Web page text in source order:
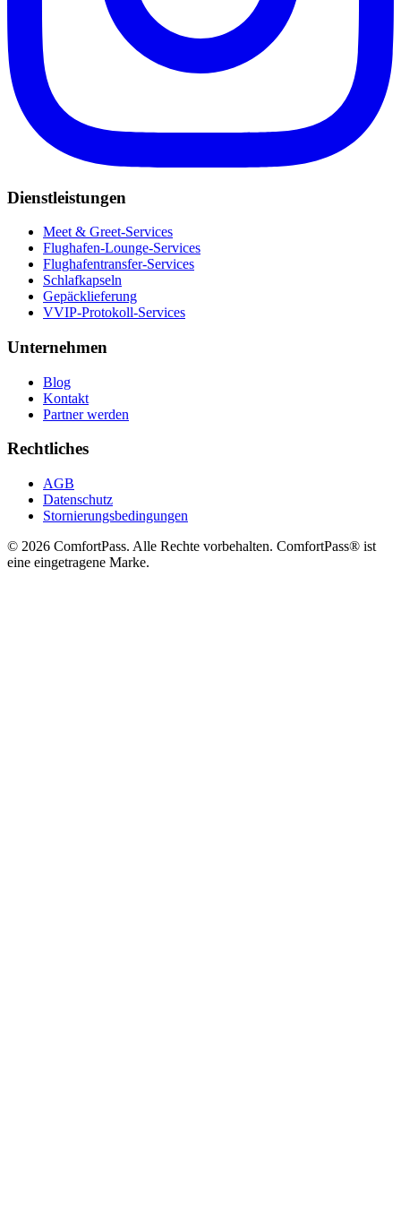
Dienstleistungen
Meet & Greet-Services
Flughafen-Lounge-Services
Flughafentransfer-Services
Schlafkapseln
Gepäcklieferung
VVIP-Protokoll-Services
Unternehmen
Blog
Kontakt
Partner werden
Rechtliches
AGB
Datenschutz
Stornierungsbedingungen
© 2026 ComfortPass. Alle Rechte vorbehalten. ComfortPass® ist
eine eingetragene Marke.